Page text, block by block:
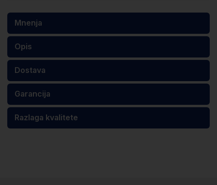
Mnenja
Opis
Dostava
Garancija
Razlaga kvalitete